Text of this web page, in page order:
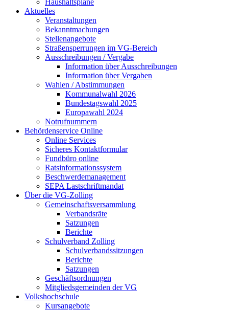
Haushaltspläne
Aktuelles
Veranstaltungen
Bekanntmachungen
Stellenangebote
Straßensperrungen im VG-Bereich
Ausschreibungen / Vergabe
Information über Ausschreibungen
Information über Vergaben
Wahlen / Abstimmungen
Kommunalwahl 2026
Bundestagswahl 2025
Europawahl 2024
Notrufnummern
Behördenservice Online
Online Services
Sicheres Kontaktformular
Fundbüro online
Ratsinformationssystem
Beschwerdemanagement
SEPA Lastschriftmandat
Über die VG-Zolling
Gemeinschaftsversammlung
Verbandsräte
Satzungen
Berichte
Schulverband Zolling
Schulverbandssitzungen
Berichte
Satzungen
Geschäftsordnungen
Mitgliedsgemeinden der VG
Volkshochschule
Kursangebote